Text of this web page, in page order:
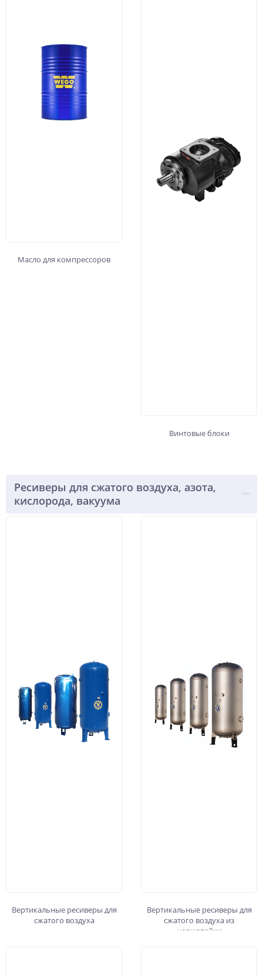
Масло для компрессоров
Винтовые блоки
Ресиверы для сжатого воздуха, азота,
кислорода, вакуума
Вертикальные ресиверы для
сжатого воздуха
Вертикальные ресиверы для
сжатого воздуха из
нержавейки